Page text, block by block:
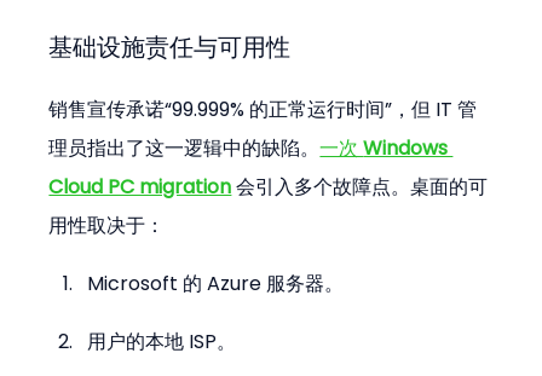
基础设施责任与可用性
销售宣传承诺“99.999% 的正常运行时间”，但 IT 管
理员指出了这一逻辑中的缺陷。一次 Windows
Cloud PC migration 会引入多个故障点。桌面的可
用性取决于：
Microsoft 的 Azure 服务器。
用户的本地 ISP。